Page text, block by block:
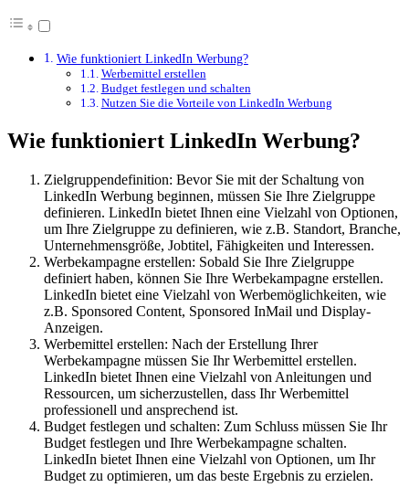
Wie funktioniert LinkedIn Werbung?
Werbemittel erstellen
Budget festlegen und schalten
Nutzen Sie die Vorteile von LinkedIn Werbung
Wie funktioniert LinkedIn Werbung?
Zielgruppendefinition: Bevor Sie mit der Schaltung von
LinkedIn Werbung beginnen, müssen Sie Ihre Zielgruppe
definieren. LinkedIn bietet Ihnen eine Vielzahl von Optionen,
um Ihre Zielgruppe zu definieren, wie z.B. Standort, Branche,
Unternehmensgröße, Jobtitel, Fähigkeiten und Interessen.
Werbekampagne erstellen: Sobald Sie Ihre Zielgruppe
definiert haben, können Sie Ihre Werbekampagne erstellen.
LinkedIn bietet eine Vielzahl von Werbemöglichkeiten, wie
z.B. Sponsored Content, Sponsored InMail und Display-
Anzeigen.
Werbemittel erstellen: Nach der Erstellung Ihrer
Werbekampagne müssen Sie Ihr Werbemittel erstellen.
LinkedIn bietet Ihnen eine Vielzahl von Anleitungen und
Ressourcen, um sicherzustellen, dass Ihr Werbemittel
professionell und ansprechend ist.
Budget festlegen und schalten: Zum Schluss müssen Sie Ihr
Budget festlegen und Ihre Werbekampagne schalten.
LinkedIn bietet Ihnen eine Vielzahl von Optionen, um Ihr
Budget zu optimieren, um das beste Ergebnis zu erzielen.